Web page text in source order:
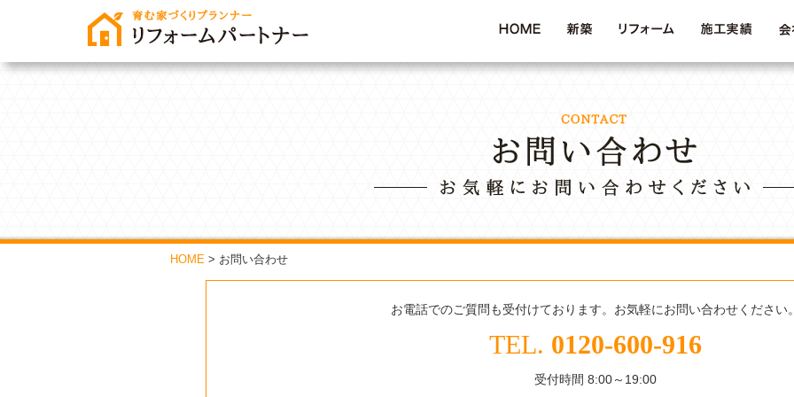
HOME > お問い合わせ
お電話でのご質問も受付けております。お気軽にお問い合わせください
TEL. 0120-600-916
受付時間 8:00～19:00